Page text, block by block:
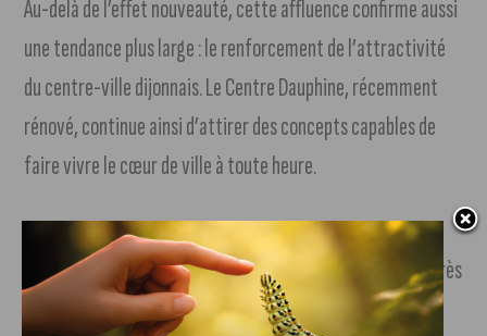
Au-delà de l’effet nouveauté, cette affluence confirme aussi
une tendance plus large : le renforcement de l’attractivité
du centre-ville dijonnais. Le Centre Dauphine, récemment
rénové, continue ainsi d’attirer des concepts capables de
faire vivre le cœur de ville à toute heure.
Avec ce démarrage particulièrement solide, Pica-Pica
s’installe déjà comme l’un des nouveaux lieux à suivre de près
à Dijon.